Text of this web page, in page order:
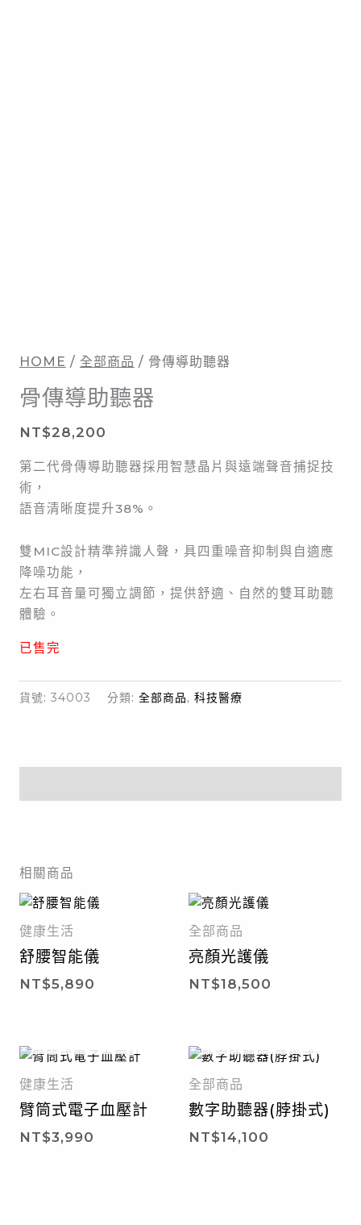
HOME / 全部商品 / 骨傳導助聽器
骨傳導助聽器
NT$28,200
第二代骨傳導助聽器採用智慧晶片與遠端聲音捕捉技
術，
語音清晰度提升38%。
雙MIC設計精準辨識人聲，具四重噪音抑制與自適應
降噪功能，
左右耳音量可獨立調節，提供舒適、自然的雙耳助聽
體驗。
已售完
貨號: 34003 分類: 全部商品, 科技醫療
相關商品
健康生活
舒腰智能儀
NT$5,890
全部商品
亮顏光護儀
NT$18,500
健康生活
臂筒式電子血壓計
NT$3,990
全部商品
數字助聽器(脖掛式)
NT$14,100